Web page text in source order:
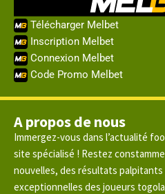
Télécharger Melbet
Inscription Melbet
Connexion Melbet
Code Promo Melbet
A propos de nous
Immergez-vous dans l’actualité
site spécialisé ! Restez
nouvelles, des résultats
exceptionnelles des joueurs